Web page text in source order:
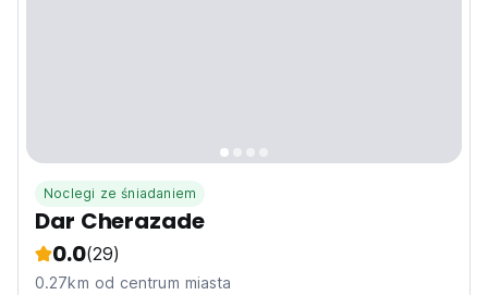
Noclegi ze śniadaniem
Dar Cherazade
0.0(29)
0.27km od centrum miasta